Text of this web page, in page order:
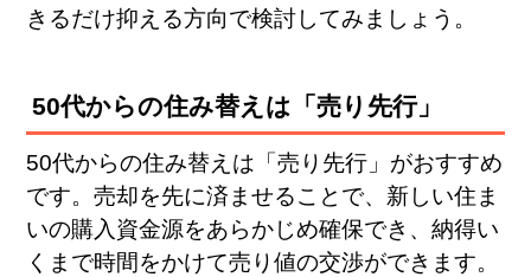
きるだけ抑える方向で検討してみましょう。
50代からの住み替えは「売り先行」
50代からの住み替えは「売り先行」がおすすめ
です。売却を先に済ませることで、新しい住ま
いの購入資金源をあらかじめ確保でき、納得い
くまで時間をかけて売り値の交渉ができます。